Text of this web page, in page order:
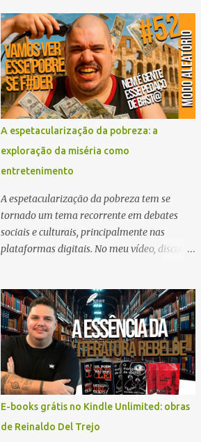
A espetacularização da pobreza: a
exploração da miséria como
entretenimento
A espetacularização da pobreza tem se
tornado um tema recorrente em debates
sociais e culturais, principalmente nas
plataformas digitais. No meu vídeo, discuti
como raspar a cabeça, representa uma
exploração financeira das pessoas em
situações vulneráveis. Este tipo de conteúdo,
que coloca a miséria alheia como
espetáculo, reflete uma análise social
importante sobre a forma como a
extremidade do capitalismo pode
transformar até mesmo o sofrimento
humano em entretenimento. Neste artigo,
E-books grátis no Kindle Unlimited: obras
de Reinaldo Del Trejo